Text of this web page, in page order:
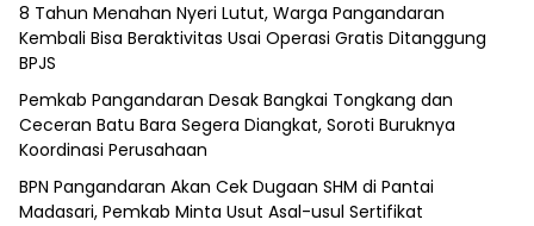
8 Tahun Menahan Nyeri Lutut, Warga Pangandaran
Kembali Bisa Beraktivitas Usai Operasi Gratis Ditanggung
BPJS
Pemkab Pangandaran Desak Bangkai Tongkang dan
Ceceran Batu Bara Segera Diangkat, Soroti Buruknya
Koordinasi Perusahaan
BPN Pangandaran Akan Cek Dugaan SHM di Pantai
Madasari, Pemkab Minta Usut Asal-usul Sertifikat